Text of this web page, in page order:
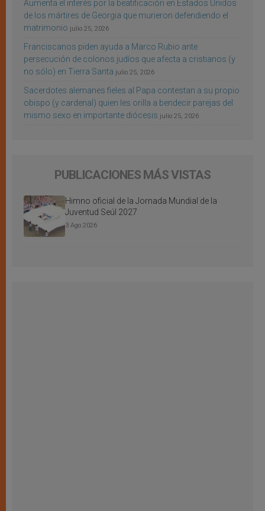
Aumenta el interés por la beatificación en Estados Unidos
de los mártires de Georgia que murieron defendiendo el
matrimonio julio 25, 2026
Franciscanos piden ayuda a Marco Rubio ante
persecución de colonos judíos que afecta a cristianos (y
no sólo) en Tierra Santa julio 25, 2026
Sacerdotes alemanes fieles al Papa contestan a su propio
obispo (y cardenal) quien les orilla a bendecir parejas del
mismo sexo en importante diócesis julio 25, 2026
PUBLICACIONES MÁS VISTAS
Himno oficial de la Jornada Mundial de la
Juventud Seúl 2027
3 Ago 2026